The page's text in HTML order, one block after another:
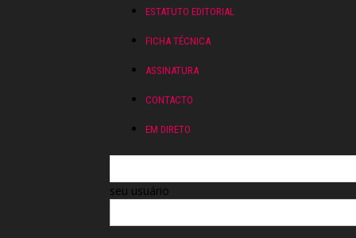
ESTATUTO EDITORIAL
FICHA TÉCNICA
ASSINATURA
CONTACTO
EM DIRETO
seu usuário